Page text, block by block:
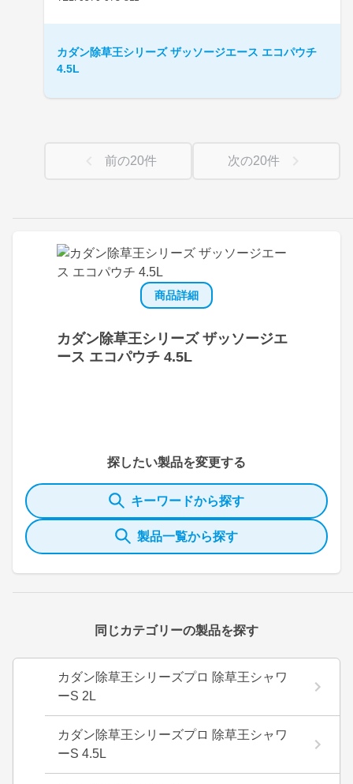
商品詳細
カダン除草王シリーズ ザッソージエ
ース エコパウチ 4.5L
探したい製品を変更する
キーワードから探す
製品一覧から探す
同じカテゴリーの製品を探す
カダン除草王シリーズプロ 除草王シャワ
ーS 2L
カダン除草王シリーズプロ 除草王シャワ
ーS 4.5L
カダン除草王シリーズ ザッソージエース エコパウチ
4.5L
前の20件 次の20件